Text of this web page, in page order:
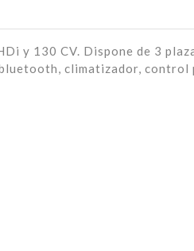
130 CV. Dispone de 3
climatizador,